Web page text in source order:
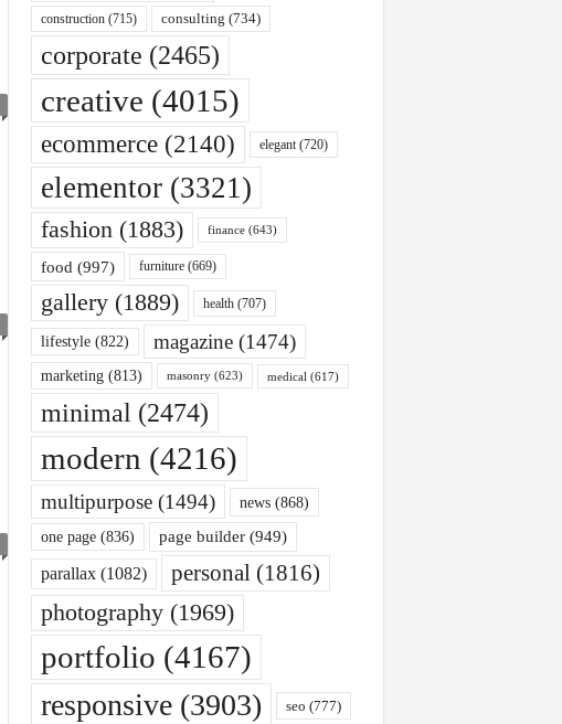
construction(715) consulting (734)
corporate (2465)
creative (4015)
ecommerce(2140) elegant(720)
elementor(3321)
fashion(1883) finance(643)
food (997) furniture(669)
gallery(1889) health(707)
lifestyle(822) magazine(1474)
marketing(813) masonry(623) medical (617)
minimal (2474)
modern (4216)
multipurpose(1494) news(868)
one page(836) page builder(949)
parallax(1082) personal(1816)
photography(1969)
portfolio (4167)
responsive(3903) seo (777)